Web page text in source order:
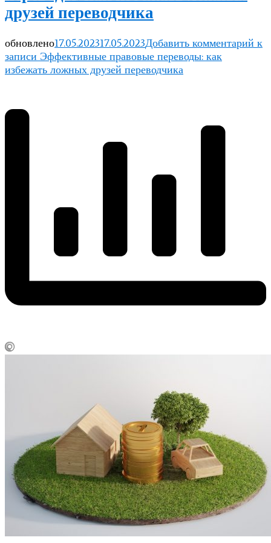
друзей переводчика
обновлено17.05.202317.05.2023Добавить комментарий к
записи Эффективные правовые переводы: как
избежать ложных друзей переводчика